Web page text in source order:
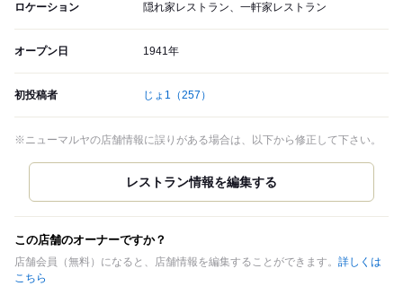
ロケーション 隠れ家レストラン、一軒家レストラン
オープン日 1941年
初投稿者 じょ1 （257）
※ニューマルヤの店舗情報に誤りがある場合は、以下から修正して下さい。
この店舗のオーナーですか？
店舗会員（無料）になると、店舗情報を編集することができます。 詳しくは
こちら